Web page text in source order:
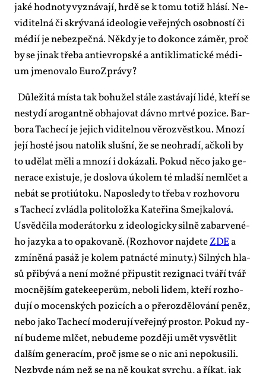
ja­ké hod­no­ty vy­zná­va­jí, hr­dě se k to­mu totiž hlá­sí. Ne­
vi­di­tel­ná či skrý­va­ná ide­o­lo­gie ve­řej­ných osob­nos­tí či
mé­dií je ne­bez­peč­ná. Ně­kdy je to do­kon­ce zá­měr, proč
by se ji­nak tře­ba an­tie­v­rop­ské a an­ti­kli­ma­tic­ké mé­di­
um jme­no­va­lo Eu­roZ­prá­vy?
Dů­le­ži­tá mís­ta tak bo­hu­žel stá­le za­stá­va­jí li­dé, kte­ří se
ne­sty­dí aro­gant­ně ob­ha­jo­vat dáv­no mrt­vé po­zi­ce. Bar­
bo­ra Ta­che­cí je je­jich vi­di­tel­nou vě­rozvěst­kou. Mno­zí
je­jí hos­té jsou na­to­lik sluš­ní, že se ne­o­hra­dí, ač­ko­li by
to udě­lat mě­li a mno­zí i do­ká­za­li. Po­kud ně­co ja­ko ge­
ne­ra­ce exis­tu­je, je do­slo­va úko­lem té mlad­ší ne­ml­čet a
ne­bát se pro­ti­ú­to­ku. Na­po­sle­dy to tře­ba v roz­ho­vo­ru
s Ta­che­cí zvlád­la po­li­to­lož­ka Ka­te­ři­na Smej­ka­lo­vá.
Usvěd­či­la mo­de­rá­tor­ku z ide­o­lo­gic­ky sil­ně za­bar­ve­né­
ho ja­zy­ka a to opa­ko­va­ně. (Roz­ho­vor na­jde­teZDEa
zmí­ně­ná pa­sáž je ko­lem pat­nác­té mi­nu­ty.) Sil­ných hla­
sů při­bý­vá a ne­ní mož­né při­pus­tit re­zig­na­ci tvá­ří tvář
moc­něj­ším ga­te­ke­e­pe­rům, ne­bo­li li­dem, kte­ří roz­ho­
du­jí o mo­cen­ských po­zi­cích a o pře­roz­dě­lo­vá­ní pe­něz,
ne­bo ja­ko Ta­che­cí mo­de­ru­jí ve­řej­ný pro­stor. Po­kud ny­
ní bu­de­me ml­čet, ne­bu­de­me poz­dě­ji umět vy­svět­lit
dal­ším ge­ne­ra­cím, proč jsme se o nic ani ne­po­ku­si­li.